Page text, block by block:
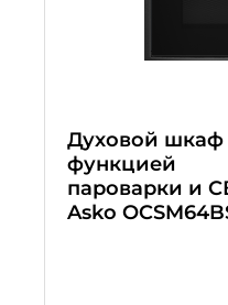
Духовой шкаф
функцией
пароварки и
Asko